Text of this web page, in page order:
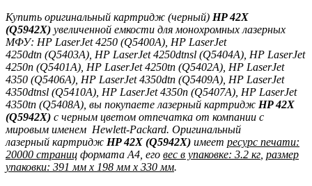
Купить оригинальный картридж (черный) HP 42X
(Q5942X) увеличенной емкости для монохромных лазерных
МФУ: HP LaserJet 4250 (Q5400A), HP LaserJet
4250dtn (Q5403A), HP LaserJet 4250dtnsl (Q5404A), HP LaserJet
4250n (Q5401A), HP LaserJet 4250tn (Q5402A), HP LaserJet
4350 (Q5406A), HP LaserJet 4350dtn (Q5409A), HP LaserJet
4350dtnsl (Q5410A), HP LaserJet 4350n (Q5407A), HP LaserJet
4350tn (Q5408A) , вы покупаете лазерный картридж HP 42X
(Q5942X) с черным цветом отпечатка от компании с
мировым именем Hewlett-Packard. Оригинальный
лазерный картридж HP 42X (Q5942X) имеет ресурс печати:
20000 страниц формата A4, его вес в упаковке: 3.2 кг размер
упаковки: 391 мм x 198 мм x 330 мм.